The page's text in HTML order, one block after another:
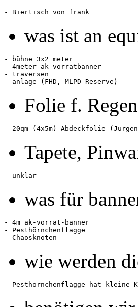
was ist an
- bühne 3x2 meter
- 4meter ak-vorratbanner
- traversen
Folie f.
Tapete,
was für
- 4m ak-vorrat-banner
- Pesthörnchenflagge
wie werden